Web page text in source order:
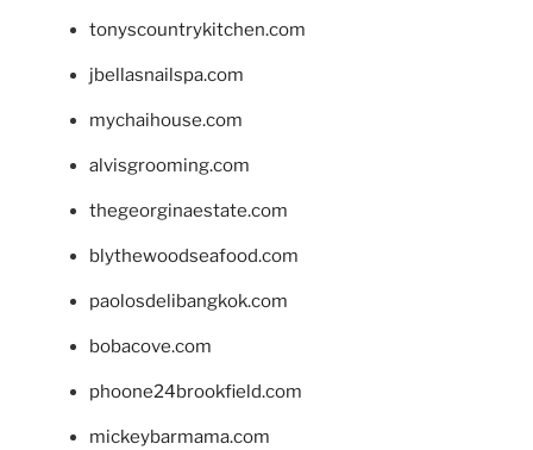
tonyscountrykitchen.com
jbellasnailspa.com
mychaihouse.com
alvisgrooming.com
thegeorginaestate.com
blythewoodseafood.com
paolosdelibangkok.com
bobacove.com
phoone24brookfield.com
mickeybarmama.com